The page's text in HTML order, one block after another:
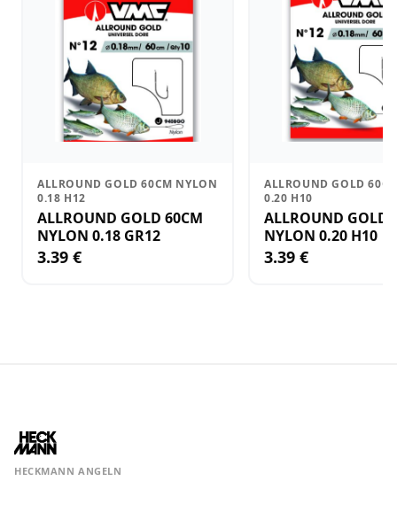
ALLROUND GOLD 60CM NYLON
0.18 H12
ALLROUND GOLD 60CM
NYLON 0.18 GR12
3.39 €
ALLROUND GOLD
0.20 H10
ALLROUND GOLD
NYLON 0.20 H10
3.39 €
HECKMANN ANGELN